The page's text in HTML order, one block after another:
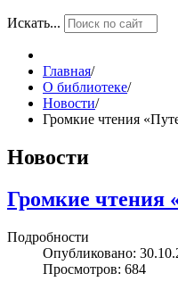
Искать...
Главная/
О библиотеке/
Новости/
Громкие чтения
Новости
Громкие чтения
Подробности
Опубликовано:
Просмотров: 684